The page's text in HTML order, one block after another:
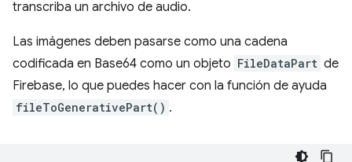
transcriba un archivo de audio.
Las imágenes deben pasarse como una cadena
codificada en Base64 como un objeto FileDataPart de
Firebase, lo que puedes hacer con la función de ayuda
fileToGenerativePart() .